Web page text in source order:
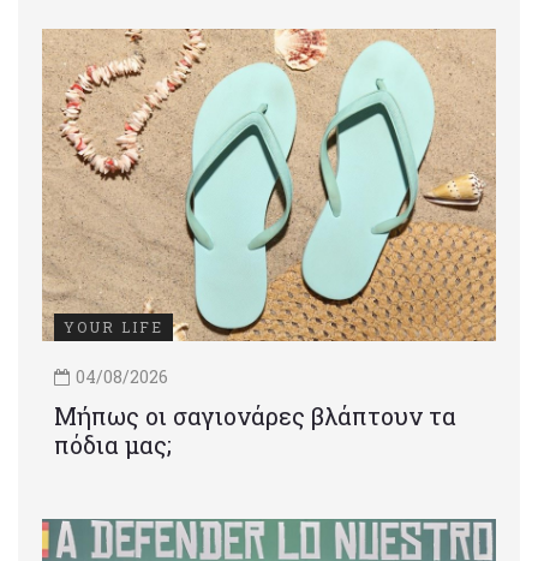
YOUR LIFE
04/08/2026
Μήπως οι σαγιονάρες βλάπτουν τα
πόδια μας;